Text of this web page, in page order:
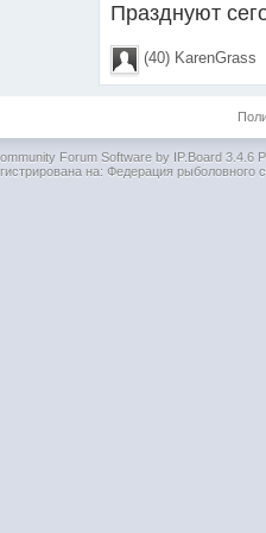
Празднуют
(40) KarenGrass
Forum Software by IP.Board 3.4.6
на: Федерация рыболовного